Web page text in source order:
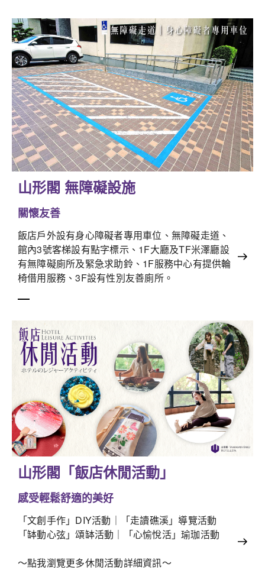
山形閣 無障礙設施
關懷友善
飯店戶外設有身心障礙者專用車位、無障礙走道、
館內3號客梯設有點字標示、1F大廳及TF米澤廳設
有無障礙廁所及緊急求助鈴、1F服務中心有提供輪
椅借用服務、3F設有性別友善廁所。
山形閣「飯店休閒活動」
感受輕鬆舒適的美好
「文創手作」DIY活動｜「走讀礁溪」導覽活動
「缽動心弦」頌缽活動｜「心愉悅活」瑜珈活動
～點我瀏覽更多休閒活動詳細資訊～